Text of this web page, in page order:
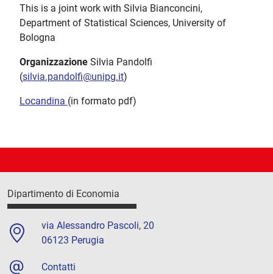
This is a joint work with Silvia Bianconcini,
Department of Statistical Sciences, University of
Bologna
Organizzazione Silvia Pandolfi
(silvia.pandolfi@unipg.it)
Locandina (in formato pdf)
Dipartimento di Economia
via Alessandro Pascoli, 20
06123 Perugia
Contatti